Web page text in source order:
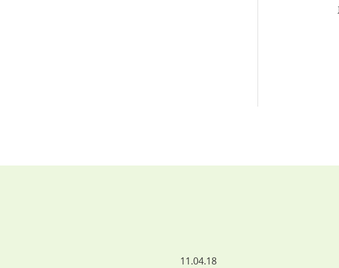
11.04.18